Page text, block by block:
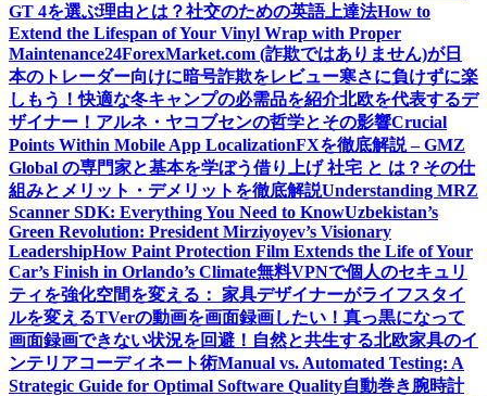
GT 4を選ぶ理由とは？社交のための英語上達法How to
Extend the Lifespan of Your Vinyl Wrap with Proper
Maintenance24ForexMarket.com (詐欺ではありません)が日
本のトレーダー向けに暗号詐欺をレビュー寒さに負けずに楽
しもう！快適な冬キャンプの必需品を紹介北欧を代表するデ
ザイナー！アルネ・ヤコブセンの哲学とその影響Crucial
Points Within Mobile App LocalizationFXを徹底解説 – GMZ
Global の専門家と基本を学ぼう借り上げ 社宅 と は？その仕
組みとメリット・デメリットを徹底解説Understanding MRZ
Scanner SDK: Everything You Need to KnowUzbekistan’s
Green Revolution: President Mirziyoyev’s Visionary
LeadershipHow Paint Protection Film Extends the Life of Your
Car’s Finish in Orlando’s Climate無料VPNで個人のセキュリ
ティを強化空間を変える： 家具デザイナーがライフスタイ
ルを変えるTVerの動画を画面録画したい！真っ黒になって
画面録画できない状況を回避！ 自然と共生する北欧家具のイ
ンテリアコーディネート術Manual vs. Automated Testing: A
Strategic Guide for Optimal Software Quality自動巻き腕時計